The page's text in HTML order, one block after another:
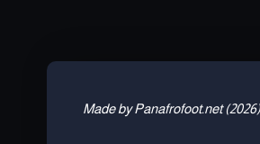
Made by Panafrofoot.net